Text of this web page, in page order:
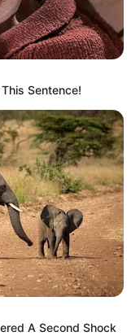
yang wajib ditandai*
Sentence!
A Second Shock